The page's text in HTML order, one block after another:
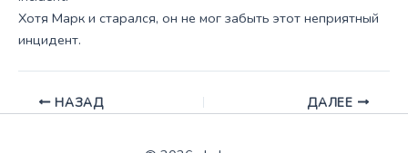
Хотя Марк и старался, он не мог забыть этот неприятный
инцидент.
НАЗАД ДАЛЕЕ